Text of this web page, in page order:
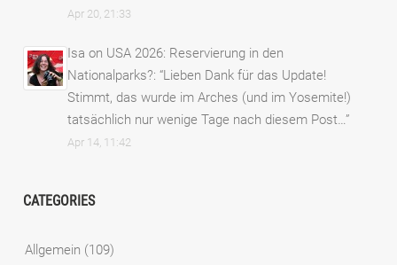
Apr 20, 21:33
Isa on USA 2026: Reservierung in den
Nationalparks?: “Lieben Dank für das Update!
Stimmt, das wurde im Arches (und im Yosemite!)
tatsächlich nur wenige Tage nach diesem Post…”
Apr 14, 11:42
CATEGORIES
Allgemein (109)